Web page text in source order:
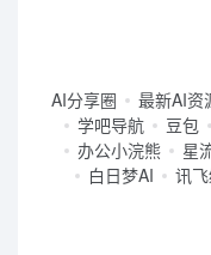
AI分享圈 最新AI资
学吧导航
豆包
办公小浣熊
星
白日梦AI
讯